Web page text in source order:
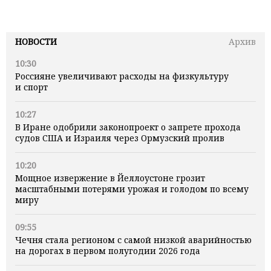
НОВОСТИ
Архив
10:30
Россияне увеличивают расходы на физкультуру
и спорт
10:27
В Иране одобрили законопроект о запрете прохода
судов США и Израиля через Ормузский пролив
10:20
Мощное извержение в Йеллоустоне грозит
масштабными потерями урожая и голодом по всему
миру
09:55
Чечня стала регионом с самой низкой аварийностью
на дорогах в первом полугодии 2026 года